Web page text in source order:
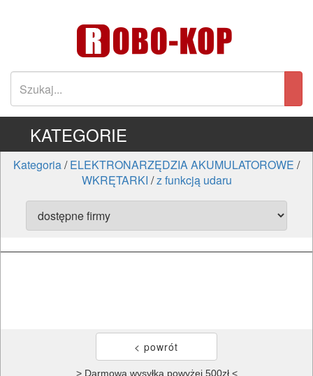
KATEGORIE
Kategoria/ELEKTRONARZĘDZIA AKUMULATOROWE /
WKRĘTARKI /z funkcją udaru
> Darmowa wysyłka powyżej 500zł <